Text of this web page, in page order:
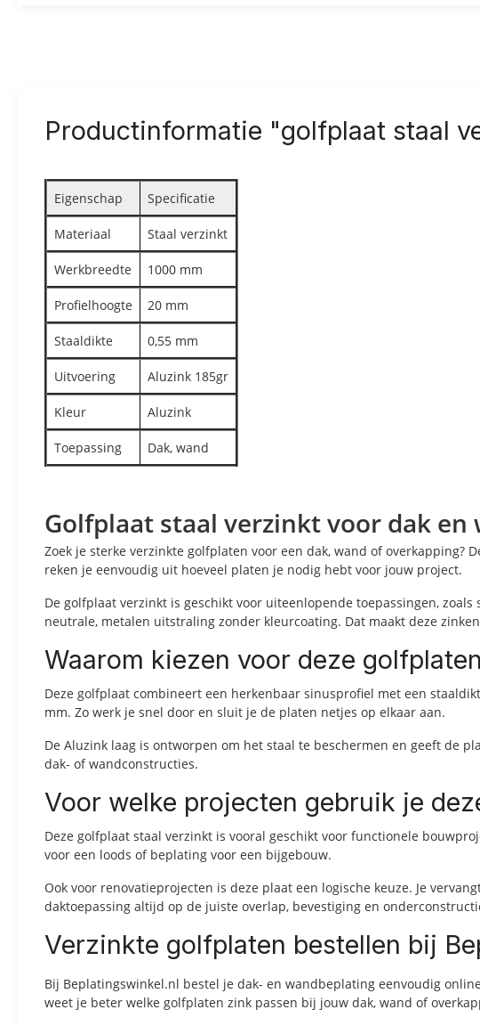
Productinformatie "golfplaat staal
Eigenschap Specificatie
Materiaal Staal verzinkt
Werkbreedte 1000 mm
Profielhoogte 20 mm
Staaldikte 0,55 mm
Uitvoering Aluzink 185gr
Kleur Aluzink
Toepassing Dak, wand
Golfplaat staal verzinkt voor dak en
Zoek je sterke verzinkte golfplaten voor een dak, wand of overkapping?
reken je eenvoudig uit hoeveel platen je nodig hebt voor jouw project.
De golfplaat verzinkt is geschikt voor uiteenlopende toepassingen,
neutrale, metalen uitstraling zonder kleurcoating. Dat maakt deze
Waarom kiezen voor deze
Deze golfplaat combineert een herkenbaar sinusprofiel met een
mm. Zo werk je snel door en sluit je de platen netjes op elkaar aan.
De Aluzink laag is ontworpen om het staal te beschermen en geeft de
dak- of wandconstructies.
Voor welke projecten gebruik je
Deze golfplaat staal verzinkt is vooral geschikt voor functionele
voor een loods of beplating voor een bijgebouw.
Ook voor renovatieprojecten is deze plaat een logische keuze. Je
daktoepassing altijd op de juiste overlap, bevestiging en
Verzinkte golfplaten bestellen bij
Bij Beplatingswinkel.nl bestel je dak- en wandbeplating eenvoudig
weet je beter welke golfplaten zink passen bij jouw dak, wand of